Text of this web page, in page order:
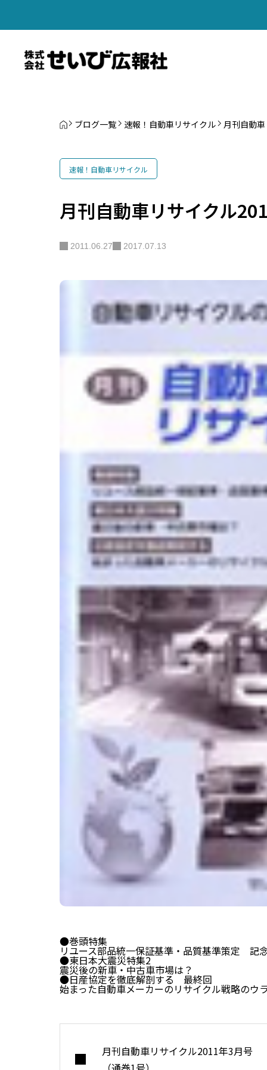
ブログ一覧 速報！自動車リサイクル 月刊自動
速報！自動車リサイクル
月刊自動車リサイクル
2011.06.27 2017.07.13
●巻頭特集
リユース部品統一保証基準・品質基準策定 記
●東日本大震災特集2
震災後の新車・中古車市場は？
●日産協定を徹底解剖する 最終回
始まった自動車メーカーのリサイクル戦略のウ
月刊自動車リサイクル2011年3月号